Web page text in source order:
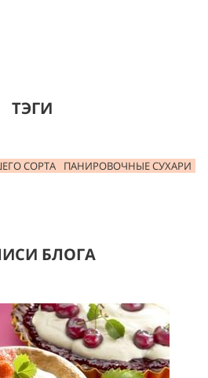
ТЭГИ
СОРТА
ПАНИРОВОЧНЫЕ СУХАРИ
БЛОГА